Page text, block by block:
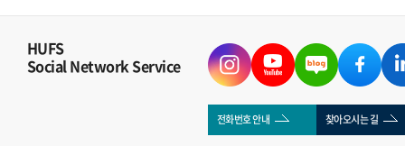
HUFS
Social Network Service
전화번호 안내 찾아오시는 길